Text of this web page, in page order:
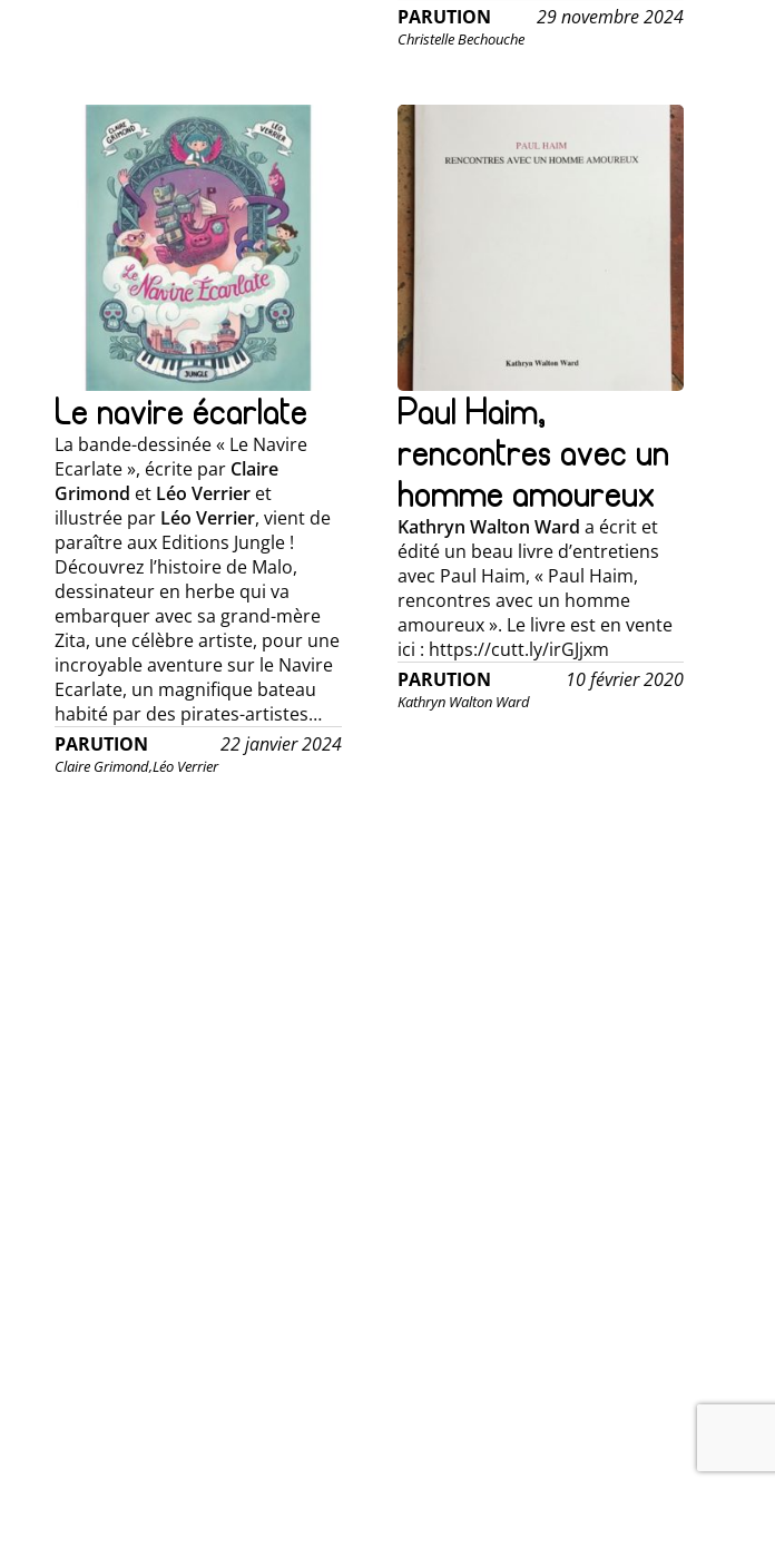
PARUTION
29 novembre 2024
Christelle Bechouche
Le navire écarlate
La bande-dessinée « Le Navire
Ecarlate », écrite par Claire
Grimond et Léo Verrier et
illustrée par Léo Verrier, vient de
paraître aux Editions Jungle !
Découvrez l’histoire de Malo,
dessinateur en herbe qui va
embarquer avec sa grand-mère
Zita, une célèbre artiste, pour une
incroyable aventure sur le Navire
Ecarlate, un magnifique bateau
habité par des pirates-artistes…
PARUTION
22 janvier 2024
Claire Grimond,Léo Verrier
Paul Haim,
rencontres avec un
homme amoureux
Kathryn Walton Ward a écrit et
édité un beau livre d’entretiens
avec Paul Haim, « Paul Haim,
rencontres avec un homme
amoureux ». Le livre est en vente
ici : https://cutt.ly/irGJjxm
PARUTION
10 février 2020
Kathryn Walton Ward